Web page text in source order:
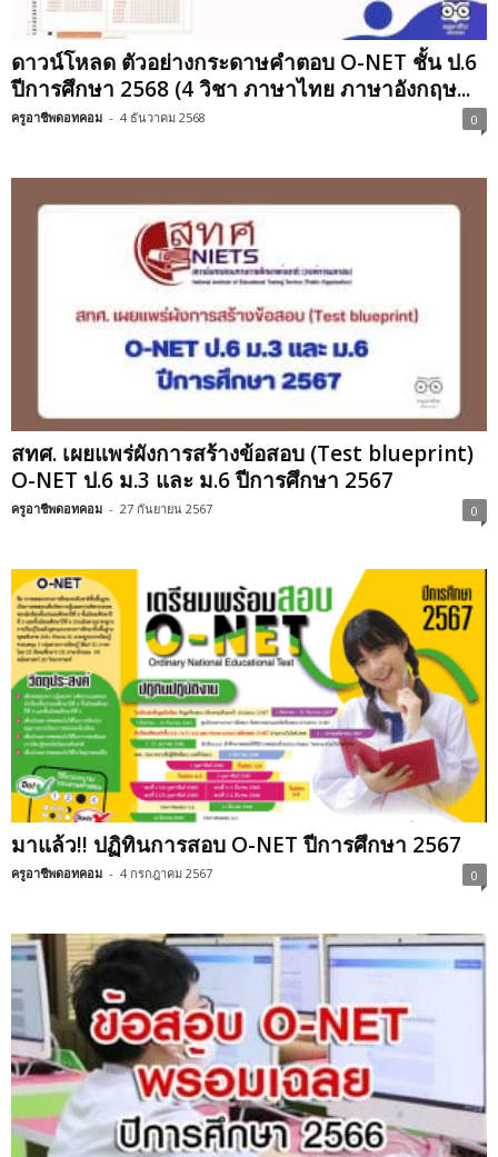
ดาวน์โหลด ตัวอย่างกระดาษคำตอบ O-NET ชั้น ป.6
ปีการศึกษา 2568 (4 วิชา ภาษาไทย ภาษาอังกฤษ...
ครูอาชีพดอทคอม - 4 ธันวาคม 2568 0
สทศ. เผยแพร่ผังการสร้างข้อสอบ (Test blueprint)
O-NET ป.6 ม.3 และ ม.6 ปีการศึกษา 2567
ครูอาชีพดอทคอม - 27 กันยายน 2567 0
มาแล้ว!! ปฏิทินการสอบ O-NET ปีการศึกษา 2567
ครูอาชีพดอทคอม - 4 กรกฎาคม 2567 0